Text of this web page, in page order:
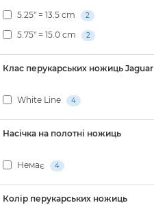
5.25" = 13.5 cm 2
5.75" = 15.0 cm 2
Клас перукарських ножиць Jaguar
White Line 4
Насічка на полотні ножиць
Немає 4
Колір перукарських ножиць